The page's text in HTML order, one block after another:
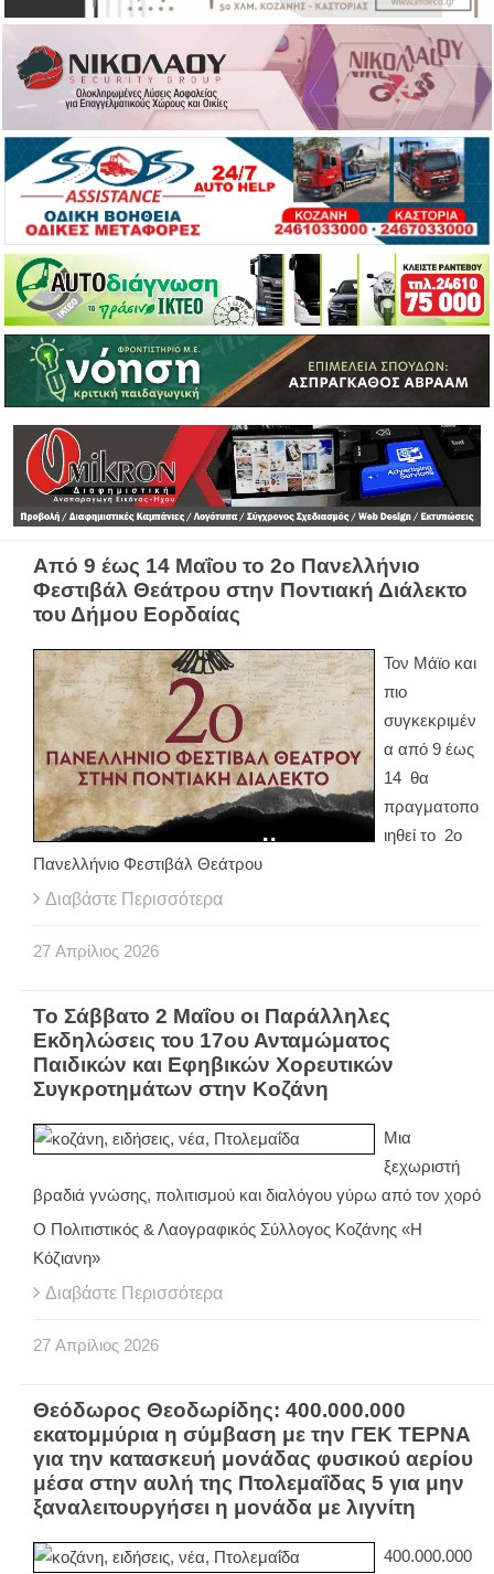
Από 9 έως 14 Μαΐου τo 2o Πανελλήνιο
Φεστιβάλ Θεάτρου στην Ποντιακή Διάλεκτο
του Δήμου Εορδαίας
Τον Μάϊο και
πιο
συγκεκριμέν
α από 9 έως
14 θα
πραγματοπο
ιηθεί το 2ο
Πανελλήνιο Φεστιβάλ Θεάτρου
Διαβάστε Περισσότερα
27 Απρίλιος 2026
Το Σάββατο 2 Μαΐου οι Παράλληλες
Εκδηλώσεις του 17ου Ανταμώματος
Παιδικών και Εφηβικών Χορευτικών
Συγκροτημάτων στην Κοζάνη
Μια
ξεχωριστή
βραδιά γνώσης, πολιτισμού και διαλόγου γύρω από τον χορό
Ο Πολιτιστικός & Λαογραφικός Σύλλογος Κοζάνης «Η
Κόζιανη»
Διαβάστε Περισσότερα
27 Απρίλιος 2026
Θεόδωρος Θεοδωρίδης: 400.000.000
εκατομμύρια η σύμβαση με την ΓΕΚ ΤΕΡΝΑ
για την κατασκευή μονάδας φυσικού αερίου
μέσα στην αυλή της Πτολεμαΐδας 5 για μην
ξαναλειτουργήσει η μονάδα με λιγνίτη
400.000.000